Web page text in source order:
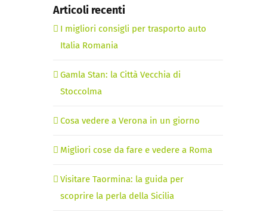
Articoli recenti
I migliori consigli per trasporto auto
Italia Romania
Gamla Stan: la Città Vecchia di
Stoccolma
Cosa vedere a Verona in un giorno
Migliori cose da fare e vedere a Roma
Visitare Taormina: la guida per
scoprire la perla della Sicilia